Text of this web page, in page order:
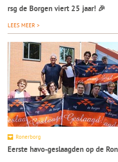
rsg de Borgen viert 25 jaar! 🎉
LEES MEER >
Ronerborg
Eerste havo-geslaagden op de